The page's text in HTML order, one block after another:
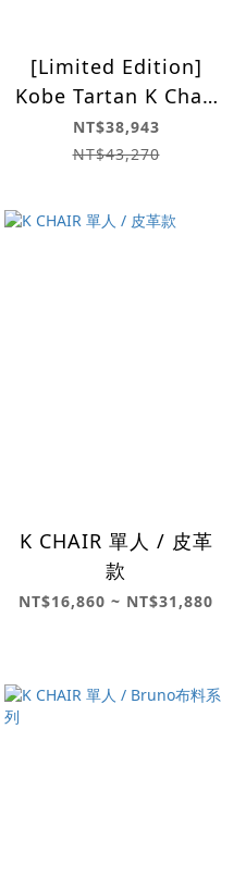
[Limited Edition]
Kobe Tartan K Chair
2-Seater
NT$38,943
NT$43,270
K CHAIR 單人 / 皮革
款
NT$16,860 ~ NT$31,880